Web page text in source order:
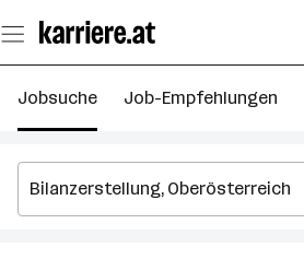
Seiteninhalt
springen
Jobsuche Job-Empfehlungen